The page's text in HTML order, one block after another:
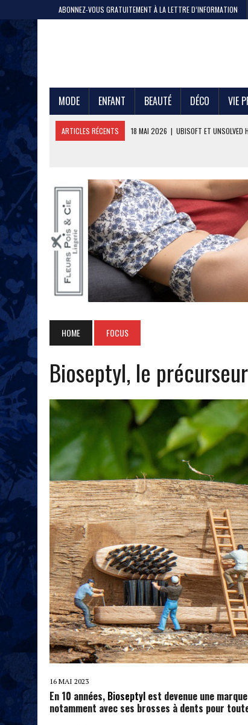
ABONNEZ-VOUS GRATUITEMENT À LA LETTRE D’INFORMATION
MODE ENFANT BEAUTÉ DÉCO VIE
ARTICLES RÉCENTS 11 MAI 2026 | CRISTEL, 200 ANS DE
24 AVRIL 2026 | DEEPFOIL, POUR LES ADEPTES DU GRAND
21 AVRIL 2026 | 100 000 JEANS FABRIQUÉS EN FRANCE POUR
17 AVRIL 2026 | DURALEX LANCE PICARDIE 58 CL, REMÈDE OU
3 JUIN 2026 | L’ÉTERNELLE MARINIÈRE SAINT JAMES
18 MAI 2026
UBISOFT ET UNSOLVED HUNTS LANCENT UNE
HOME FOCUS
Bioseptyl, le
16 MAI 2023
En 10 années, Bioseptyl est devenue une
notamment avec ses brosses à dents pour